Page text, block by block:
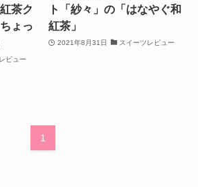
茶ク
ょっ
ビュー
ト「紗々」の「はなやぐ和
紅茶」
2021年8月31日 スイーツレビュー
1